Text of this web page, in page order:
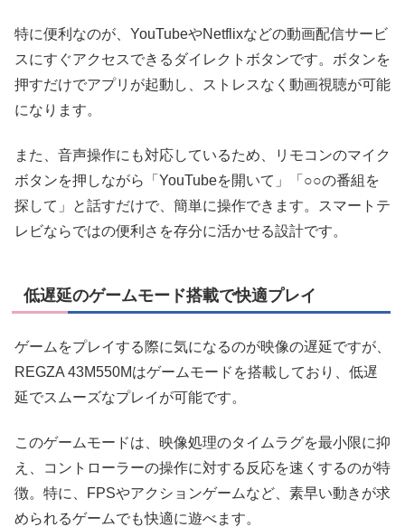
特に便利なのが、YouTubeやNetflixなどの動画配信サービ
スにすぐアクセスできるダイレクトボタンです。ボタンを
押すだけでアプリが起動し、ストレスなく動画視聴が可能
になります。
また、音声操作にも対応しているため、リモコンのマイク
ボタンを押しながら「YouTubeを開いて」「○○の番組を
探して」と話すだけで、簡単に操作できます。スマートテ
レビならではの便利さを存分に活かせる設計です。
低遅延のゲームモード搭載で快適プレイ
ゲームをプレイする際に気になるのが映像の遅延ですが、
REGZA 43M550Mはゲームモードを搭載しており、低遅
延でスムーズなプレイが可能です。
このゲームモードは、映像処理のタイムラグを最小限に抑
え、コントローラーの操作に対する反応を速くするのが特
徴。特に、FPSやアクションゲームなど、素早い動きが求
められるゲームでも快適に遊べます。